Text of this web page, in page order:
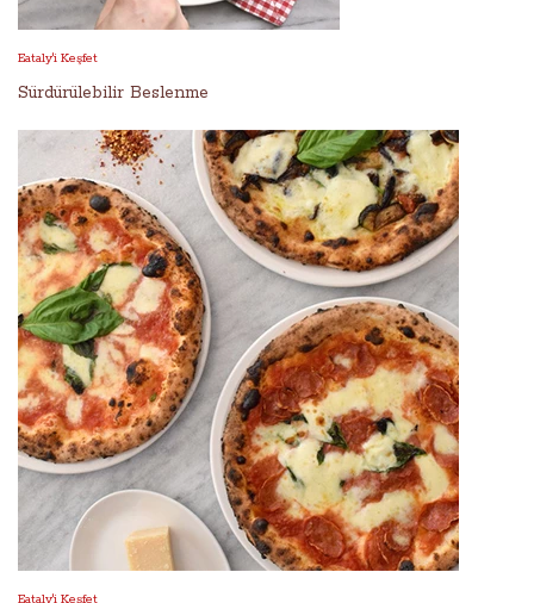
Eataly'i Keşfet
Sürdürülebilir Beslenme
Eataly'i Keşfet